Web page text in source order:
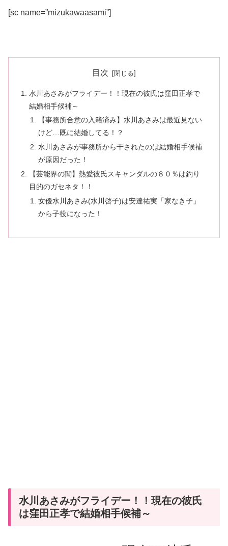
[sc name=”mizukawaasami”]
目次
水川あさみがフライデー！！現在の彼氏は窪田正孝で
結婚相手候補～
【事務所合意の入籍済み】水川あさみは最近見ない
けど…既に結婚してる！？
水川あさみが事務所から干されたのは結婚相手候補
が原因だった！
【芸能界の闇】熱愛彼氏スキャンダルの８０％は釣り
目的のガセネタ！！
女優水川あさみ(水川啓子)は安達祐実「家なき子」
から子役になった！
水川あさみがフライデー！！現在の彼氏
は窪田正孝で結婚相手候補～